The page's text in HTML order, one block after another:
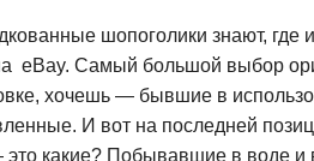
шопоголики знают, где
eBay. Самый большой выбор
хочешь — бывшие в
И вот на последней
какие? Побывавшие в воде